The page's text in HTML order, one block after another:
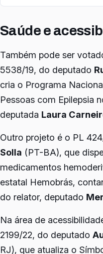
Saúde e
Também pode ser
5538/19, do deputado
cria o Programa
Pessoas com Epilepsia
deputada Laura
Outro projeto é o PL
Solla (PT-BA), que
medicamentos
estatal Hemobrás,
do relator, deputado
Na área de
2199/22, do deputado
RJ), que atualiza o